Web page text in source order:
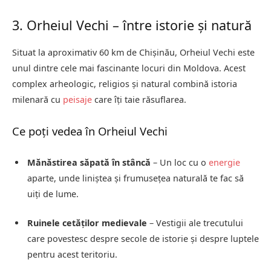
3. Orheiul Vechi – între istorie și natură
Situat la aproximativ 60 km de Chișinău, Orheiul Vechi este
unul dintre cele mai fascinante locuri din Moldova. Acest
complex arheologic, religios și natural combină istoria
milenară cu peisaje care îți taie răsuflarea.
Ce poți vedea în Orheiul Vechi
Mănăstirea săpată în stâncă – Un loc cu o energie
aparte, unde liniștea și frumusețea naturală te fac să
uiți de lume.
Ruinele cetăților medievale – Vestigii ale trecutului
care povestesc despre secole de istorie și despre luptele
pentru acest teritoriu.